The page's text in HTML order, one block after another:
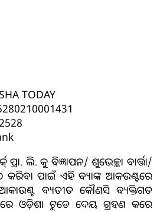
TODAY
ଲି. କୁ ବିଜ୍ଞାପନ/ ଶୁଭେଚ୍ଛା ବାର୍ତ୍ତା/
ପାଇଁ ଏହି ବ୍ୟାଙ୍କ ଆକଉଣ୍ଟରେ
ଆକାଉଣ୍ଟ ବ୍ୟତୀତ କୌଣସି ବ୍ୟକ୍ତିଗତ
ଓଡ଼ିଶା ଟୁଡେ ଦେୟ ଗ୍ରହଣ କରେ